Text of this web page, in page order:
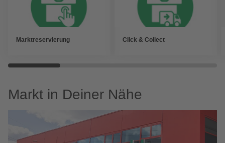
Marktreservierung Click & Collect
Markt in Deiner Nähe